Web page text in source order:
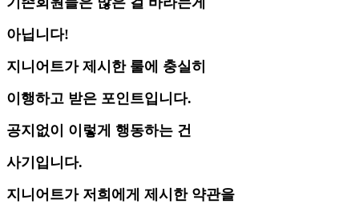
아닙니다!
지니어트가 제시한 룰에 충실히
이행하고 받은 포인트입니다.
공지없이 이렇게 행동하는 건
사기입니다.
지니어트가 저희에게 제시한 약관을